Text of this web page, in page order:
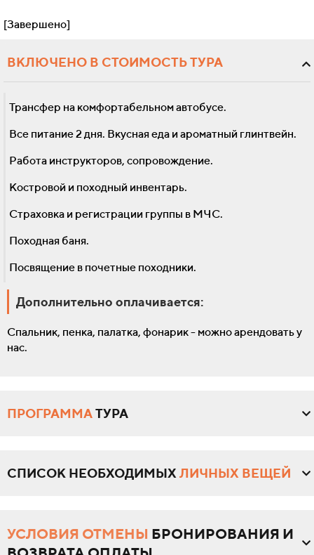
[Завершено]
ВКЛЮЧЕНО В СТОИМОСТЬ ТУРА
Трансфер на комфортабельном автобусе.
Все питание 2 дня. Вкусная еда и ароматный глинтвейн.
Работа инструкторов, сопровождение.
Костровой и походный инвентарь.
Страховка и регистрации группы в МЧС.
Походная баня.
Посвящение в почетные походники.
Дополнительно оплачивается:
Спальник, пенка, палатка, фонарик - можно арендовать у
нас.
ПРОГРАММАТУРА
СПИСОК НЕОБХОДИМЫХЛИЧНЫХ ВЕЩЕЙ
УСЛОВИЯ ОТМЕНЫ БРОНИРОВАНИЯ И